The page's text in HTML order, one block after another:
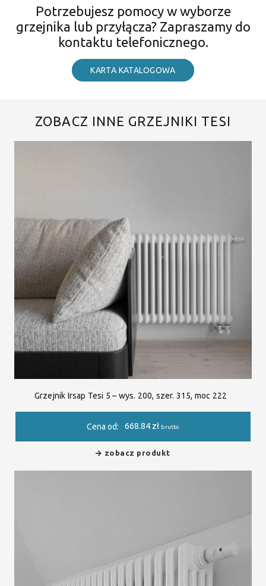
Potrzebujesz pomocy w wyborze
grzejnika lub przyłącza? Zapraszamy do
kontaktu telefonicznego.
KARTA KATALOGOWA
ZOBACZ INNE GRZEJNIKI TESI
Grzejnik Irsap Tesi 5 – wys. 200, szer. 315, moc 222
Cena od: 668.84 zł brutto
zobacz produkt